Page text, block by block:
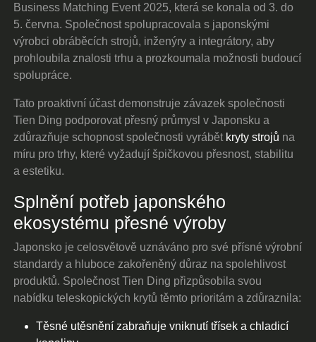
Business Matching Event 2025, která se konala od 3. do
5. června. Společnost spolupracovala s japonskými
výrobci obráběcích strojů, inženýry a integrátory, aby
prohloubila znalosti trhu a prozkoumala možnosti budoucí
spolupráce.
Tato proaktivní účast demonstruje závazek společnosti
Tien Ding podporovat přesný průmysl v Japonsku a
zdůrazňuje schopnost společnosti vyrábět kryty strojů na
míru pro trhy, které vyžadují špičkovou přesnost, stabilitu
a estetiku.
Splnění potřeb japonského
ekosystému přesné výroby
Japonsko je celosvětově uznáváno pro své přísné výrobní
standardy a hluboce zakořeněný důraz na spolehlivost
produktů. Společnost Tien Ding přizpůsobila svou
nabídku teleskopických krytů těmto prioritám a zdůraznila:
Těsné utěsnění zabraňuje vniknutí třísek a chladicí